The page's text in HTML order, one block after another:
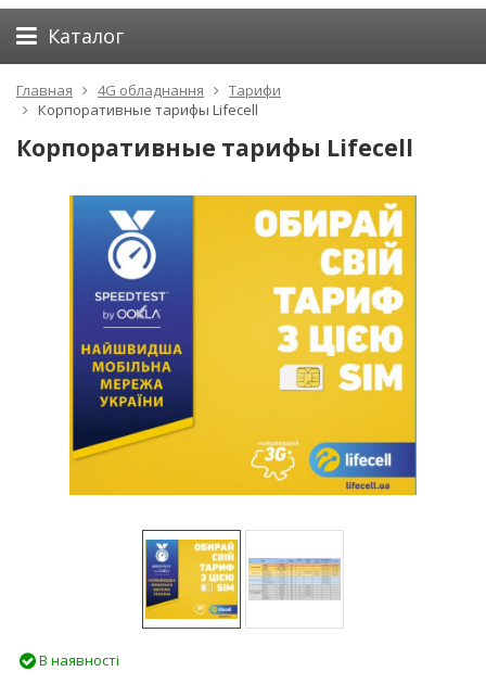
Каталог
Главная 4G обладнання
Тарифи
Корпоративные тарифы Lifecell
Корпоративные тарифы Lifecell
В наявності